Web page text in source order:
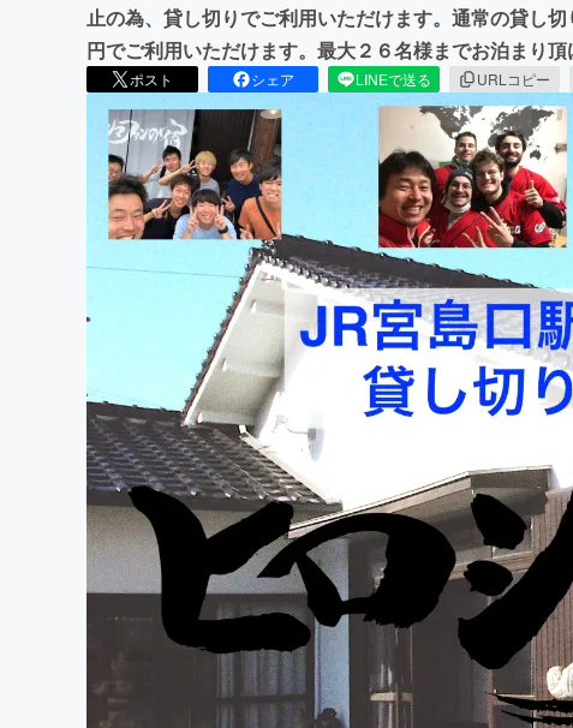
止の為、貸し切りでご利用いただけます。通常の貸し
円でご利用いただけます。最大２６名様までお泊まり頂
ポスト シェア LINEで送る URLコピー